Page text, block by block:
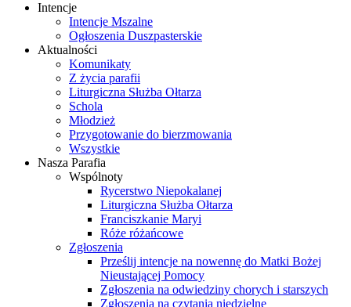
Intencje
Intencje Mszalne
Ogłoszenia Duszpasterskie
Aktualności
Komunikaty
Z życia parafii
Liturgiczna Służba Ołtarza
Schola
Młodzież
Przygotowanie do bierzmowania
Wszystkie
Nasza Parafia
Wspólnoty
Rycerstwo Niepokalanej
Liturgiczna Służba Ołtarza
Franciszkanie Maryi
Róże różańcowe
Zgłoszenia
Prześlij intencje na nowennę do Matki Bożej
Nieustającej Pomocy
Zgłoszenia na odwiedziny chorych i starszych
Zgłoszenia na czytania niedzielne